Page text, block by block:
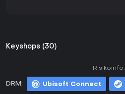
Keyshops (30)
DRM: Ubisoft Connect
Risikoinfo: